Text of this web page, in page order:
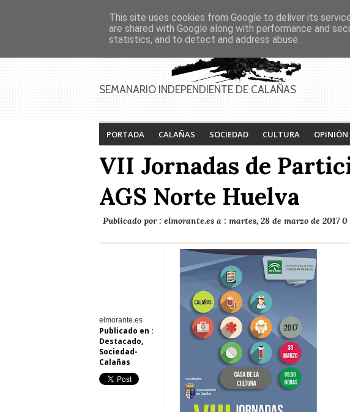
PAGINAS Inicio Contacto Anúnciate
SEMANARIO INDEPENDIENTE DE CALAÑAS
Feria de Calañas
Festival de la lucha
contra el cáncer 2026
Calañas y el Cerro
Andévalo acogen a
vecinos de
de la Cruces
desalojados por el
PORTADA CALAÑAS SOCIEDAD CULTURA OPINIÓN
VII Jornadas de
AGS Norte Huelva
Publicado por : elmorante.es a : martes, 28 de marzo de 2017 0
elmorante.es
Publicado en :
Destacado,
Sociedad-
Calañas
This site uses cookies from Google to deliver its
are shared with Google along with performance and
statistics, and to detect and address abuse.